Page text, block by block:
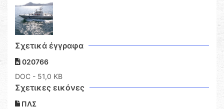
Σχετικά έγγραφα
020766
DOC - 51,0 KB
Σχετικες εικόνες
ΠΛΣ